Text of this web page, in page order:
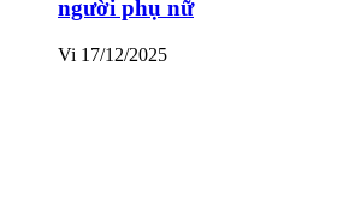
người phụ nữ
Vi 17/12/2025